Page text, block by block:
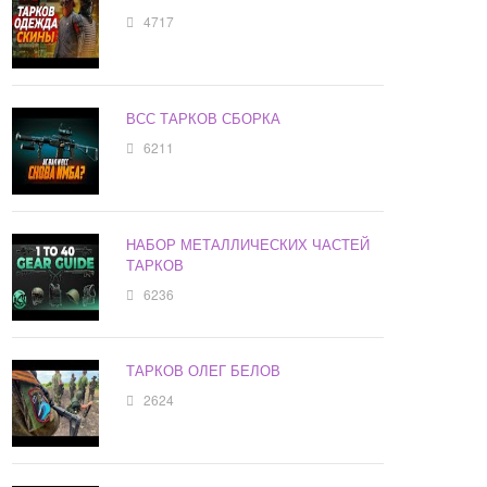
4717
ВСС ТАРКОВ СБОРКА
6211
НАБОР МЕТАЛЛИЧЕСКИХ ЧАСТЕЙ
ТАРКОВ
6236
ТАРКОВ ОЛЕГ БЕЛОВ
2624